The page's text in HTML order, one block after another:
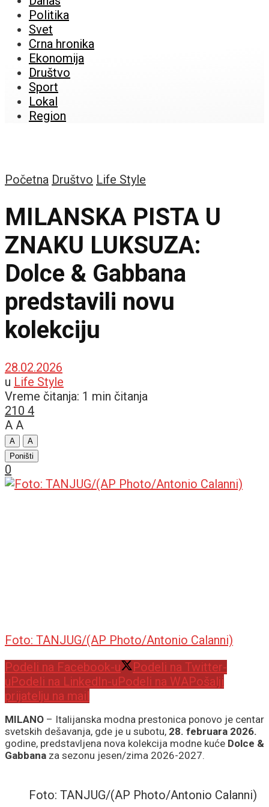
Politika
Svet
Crna hronika
Ekonomija
Društvo
Sport
Lokal
Region
Početna Društvo Life Style
MILANSKA PISTA U
ZNAKU LUKSUZA:
Dolce & Gabbana
predstavili novu
kolekciju
28.02.2026
u Life Style
Vreme čitanja: 1 min čitanja
210 4
A A
A
A
Poništi
0
Foto: TANJUG/(AP Photo/Antonio Calanni)
Podeli na Facebook-u
Podeli na Twitter-
uPodeli na LinkedIn-uPodeli na WAPošalji
prijatelju na mail
MILANO – Italijanska modna prestonica ponovo je centar
svetskih dešavanja, gde je u subotu, 28. februara 2026.
godine, predstavljena nova kolekcija modne kuće Dolce &
Gabbana za sezonu jesen/zima 2026-2027.
Foto: TANJUG/(AP Photo/Antonio Calanni)